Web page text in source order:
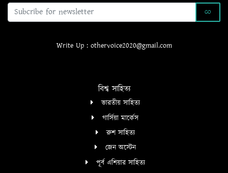
GO
Write Up : othervoice2020@gmail.com
বিশ্ব সাহিত্য
ভারতীয় সাহিত্য
গার্সিয়া মার্কেস
রুশ সাহিত্য
জেন অস্টেন
পূর্ব এশিয়ার সাহিত্য